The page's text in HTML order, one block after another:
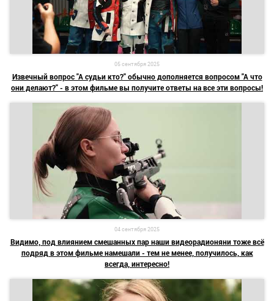
05 сентября 2025
Извечный вопрос "А судьи кто?" обычно дополняется вопросом "А что
они делают?" - в этом фильме вы получите ответы на все эти вопросы!
04 сентября 2025
Видимо, под влиянием смешанных пар наши видеорадионяни тоже всё
подряд в этом фильме намешали - тем не менее, получилось, как
всегда, интересно!